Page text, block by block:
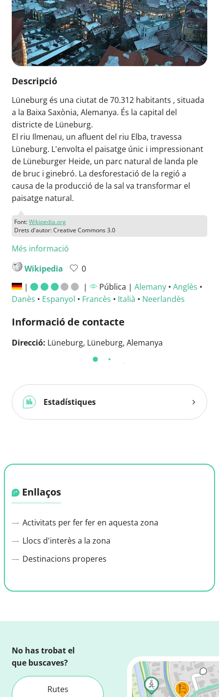
Descripció
Lüneburg és una ciutat de 70.312 habitants , situada
a la Baixa Saxònia, Alemanya. És la capital del
districte de Lüneburg.
El riu Ilmenau, un afluent del riu Elba, travessa
Lüneburg. L'envolta el paisatge únic i impressionant
de Lüneburger Heide, un parc natural de landa ple
de bruc i ginebró. La desforestació de la regió a
causa de la producció de la sal va transformar el
paisatge natural.
Font:Wikipedia.org
Drets d'autor: Creative Commons 3.0
Més informació
Wikipedia
0
|
| Pública | Alemany• Anglès •
Danès • Espanyol • Francès • Italià • Neerlandès
Informació de contacte
Direcció: Lüneburg, Lüneburg, Alemanya
Dades del mapa© Thunderforest
Llocs d'interès a la zona
Destinacions properes